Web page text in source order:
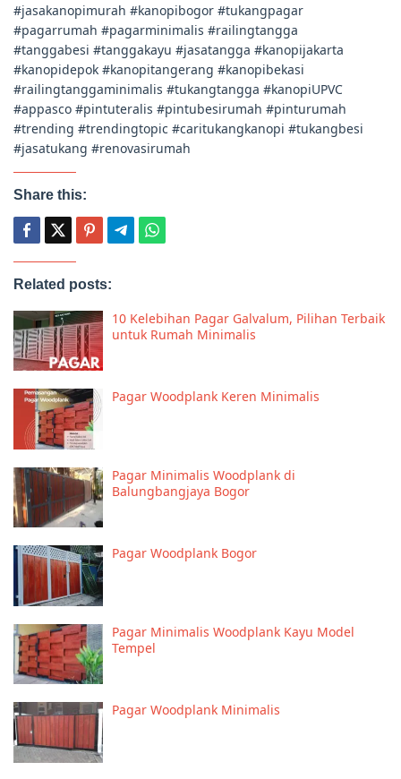
#jasakanopimurah #kanopibogor #tukangpagar
#pagarrumah #pagarminimalis #railingtangga
#tanggabesi #tanggakayu #jasatangga #kanopijakarta
#kanopidepok #kanopitangerang #kanopibekasi
#railingtanggaminimalis #tukangtangga #kanopiUPVC
#appasco #pintuteralis #pintubesirumah #pinturumah
#trending #trendingtopic #caritukangkanopi #tukangbesi
#jasatukang #renovasirumah
Share this:
Related posts:
10 Kelebihan Pagar Galvalum, Pilihan Terbaik
untuk Rumah Minimalis
Pagar Woodplank Keren Minimalis
Pagar Minimalis Woodplank di
Balungbangjaya Bogor
Pagar Woodplank Bogor
Pagar Minimalis Woodplank Kayu Model
Tempel
Pagar Woodplank Minimalis